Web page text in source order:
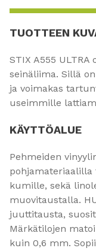
TUOTTEEN
STIX A555
seinäliima. Sillä
ja voimakas
useimmille
KÄYTTÖALUE
Pehmeiden
pohjamateriaalilla
kumille, sekä
muovitaustalla.
juuttitausta,
Märkätilojen
kuin 0,6 mm.